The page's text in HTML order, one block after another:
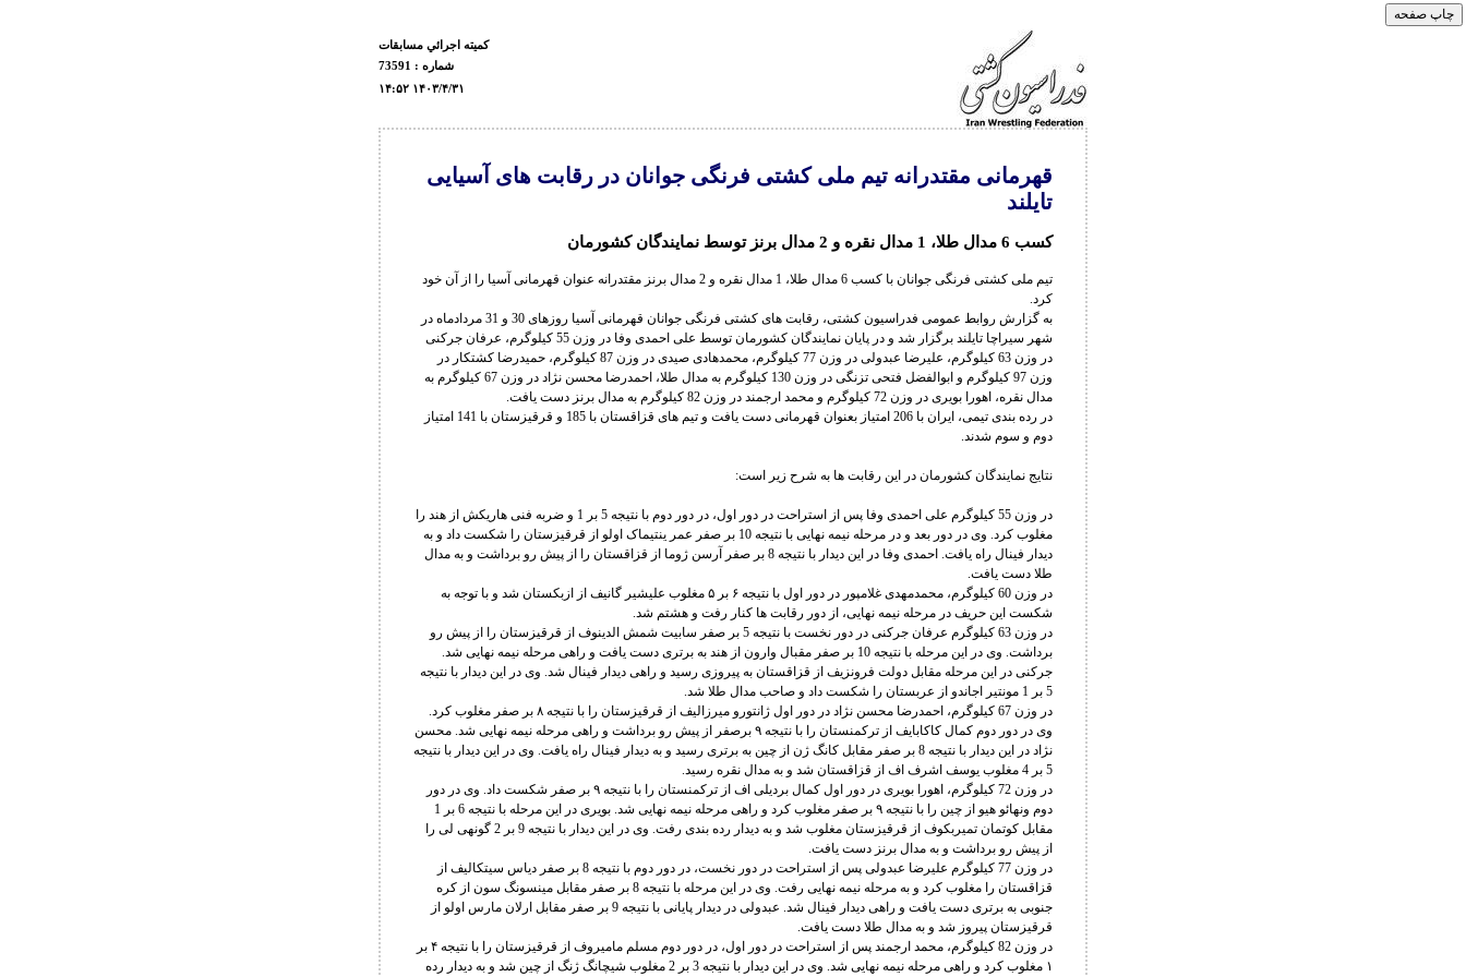
كميته اجرائي مسابقات
شماره : 73591
۱۴:۵۲ ۱۴۰۳/۴/۳۱
قهرمانی مقتدرانه تیم ملی کشتی فرنگی جوانان در رقابت های آسیایی
تایلند
کسب 6 مدال طلا، 1 مدال نقره و 2 مدال برنز توسط نمایندگان کشورمان
تیم ملی کشتی فرنگی جوانان با کسب 6 مدال طلا، 1 مدال نقره و 2 مدال برنز مقتدرانه عنوان قهرمانی آسیا را از آن خود
کرد.
به گزارش روابط عمومی فدراسیون کشتی، رقابت های کشتی فرنگی جوانان قهرمانی آسیا روزهای 30 و 31 مردادماه در
شهر سیراچا تایلند برگزار شد و در پایان نمایندگان کشورمان توسط علی احمدی وفا در وزن 55 کیلوگرم، عرفان جرکنی
در وزن 63 کیلوگرم، علیرضا عبدولی در وزن 77 کیلوگرم، محمدهادی صیدی در وزن 87 کیلوگرم، حمیدرضا کشتکار در
وزن 97 کیلوگرم و ابوالفضل فتحی تزنگی در وزن 130 کیلوگرم به مدال طلا، احمدرضا محسن نژاد در وزن 67 کیلوگرم به
مدال نقره، اهورا بویری در وزن 72 کیلوگرم و محمد ارجمند در وزن 82 کیلوگرم به مدال برنز دست یافت.
در رده بندی تیمی، ایران با 206 امتیاز بعنوان قهرمانی دست یافت و تیم های قزاقستان با 185 و قرقیزستان با 141 امتیاز
دوم و سوم شدند.
نتایج نمایندگان کشورمان در این رقابت ها به شرح زیر است:
در وزن 55 کیلوگرم علی احمدی وفا پس از استراحت در دور اول، در دور دوم با نتیجه 5 بر 1 و ضربه فنی هاریکش از هند را
مغلوب کرد. وی در دور بعد و در مرحله نیمه نهایی با نتیجه 10 بر صفر عمر ینتیماک اولو از قرقیزستان را شکست داد و به
دیدار فینال راه یافت. احمدی وفا در این دیدار با نتیجه 8 بر صفر آرسن ژوما از قزاقستان را از پیش رو برداشت و به مدال
طلا دست یافت.
در وزن 60 کیلوگرم، محمدمهدی غلامپور در دور اول با نتیجه ۶ بر ۵ مغلوب علیشیر گانیف از ازبکستان شد و با توجه به
شکست این حریف در مرحله نیمه نهایی، از دور رقابت ها کنار رفت و هشتم شد.
در وزن 63 کیلوگرم عرفان جرکنی در دور نخست با نتیجه 5 بر صفر سابیت شمش الدینوف از قرقیزستان را از پیش رو
برداشت. وی در این مرحله با نتیجه 10 بر صفر مقبال وارون از هند به برتری دست یافت و راهی مرحله نیمه نهایی شد.
جرکنی در این مرحله مقابل دولت فرونزیف از قزاقستان به پیروزی رسید و راهی دیدار فینال شد. وی در این دیدار با نتیجه
5 بر 1 مونتیر اجاندو از عربستان را شکست داد و صاحب مدال طلا شد.
در وزن 67 کیلوگرم، احمدرضا محسن نژاد در دور اول ژانتورو میرزالیف از قرقیزستان را با نتیجه ۸ بر صفر مغلوب کرد.
وی در دور دوم کمال کاکابایف از ترکمنستان را با نتیجه ۹ برصفر از پیش رو برداشت و راهی مرحله نیمه نهایی شد. محسن
نژاد در این دیدار با نتیجه 8 بر صفر مقابل کانگ ژن از چین به برتری رسید و به دیدار فینال راه یافت. وی در این دیدار با نتیجه
5 بر 4 مغلوب یوسف اشرف اف از قزاقستان شد و به مدال نقره رسید.
در وزن 72 کیلوگرم، اهورا بویری در دور اول کمال بردیلی اف از ترکمنستان را با نتیجه ۹ بر صفر شکست داد. وی در دور
دوم ونهائو هیو از چین را با نتیجه ۹ بر صفر مغلوب کرد و راهی مرحله نیمه نهایی شد. بویری در این مرحله با نتیجه 6 بر 1
مقابل کوتمان تمیربکوف از قرقیزستان مغلوب شد و به دیدار رده بندی رفت. وی در این دیدار با نتیجه 9 بر 2 گونهی لی را
از پیش رو برداشت و به مدال برنز دست یافت.
در وزن 77 کیلوگرم علیرضا عبدولی پس از استراحت در دور نخست، در دور دوم با نتیجه 8 بر صفر دیاس سیتکالیف از
قزاقستان را مغلوب کرد و به مرحله نیمه نهایی رفت. وی در این مرحله با نتیجه 8 بر صفر مقابل مینسونگ سون از کره
جنوبی به برتری دست یافت و راهی دیدار فینال شد. عبدولی در دیدار پایانی با نتیجه 9 بر صفر مقابل ارلان مارس اولو از
قرقیزستان پیروز شد و به مدال طلا دست یافت.
در وزن 82 کیلوگرم، محمد ارجمند پس از استراحت در دور اول، در دور دوم مسلم مامیروف از قرقیزستان را با نتیجه ۴ بر
۱ مغلوب کرد و راهی مرحله نیمه نهایی شد. وی در این دیدار با نتیجه 3 بر 2 مغلوب شیچانگ ژنگ از چین شد و به دیدار رده